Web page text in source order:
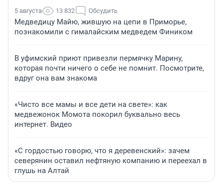
5 августа 13 832 Обсудить
Медведицу Майю, жившую на цепи в Приморье,
познакомили с гималайским медведем Фиником
В уфимский приют привезли пермячку Марину,
которая почти ничего о себе не помнит. Посмотрите,
вдруг она вам знакома
«Чисто все мамы и все дети на свете»: как
медвежонок Момота покорил буквально весь
интернет. Видео
«С гордостью говорю, что я деревенский»: зачем
северянин оставил нефтяную компанию и переехал в
глушь на Алтай